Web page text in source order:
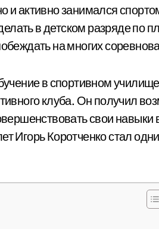
и активно занимался
в детском разряде по
на многих
в спортивном
клуба. Он получил
свои навыки
Игорь Коротченко стал